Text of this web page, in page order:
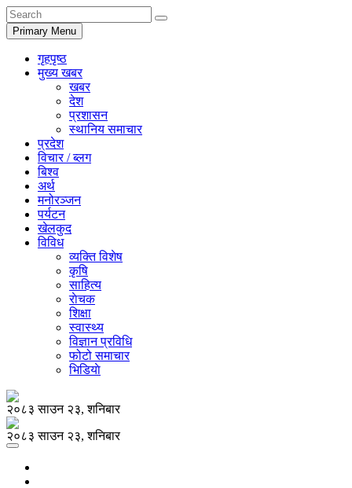
Primary Menu
गृहपृष्ठ
मुख्य खबर
खबर
देश
प्रशासन
स्थानिय समाचार
प्रदेश
विचार / ब्लग
बिश्व
अर्थ
मनोरञ्जन
पर्यटन
खेलकुद
विविध
व्यक्ति विशेष
कृषि
साहित्य
राेचक
शिक्षा
स्वास्थ्य
विज्ञान प्रविधि
फोटो समाचार
भिडियाे
२०८३ साउन २३, शनिबार
२०८३ साउन २३, शनिबार